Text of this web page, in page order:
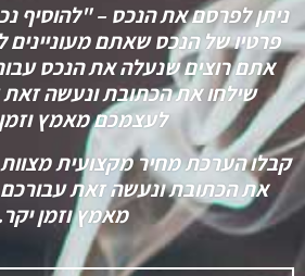
ניתן לפרסם את הנכס – "להוסיף
פרטיו של הנכס שאתם מעוניינים
אתם רוצים שנעלה את הנכס
שילחו את הכתובת ונעשה זאת
לעצמכם מאמץ
קבלו הערכת מחיר מקצועית
את הכתובת ונעשה זאת
מאמץ וזמן